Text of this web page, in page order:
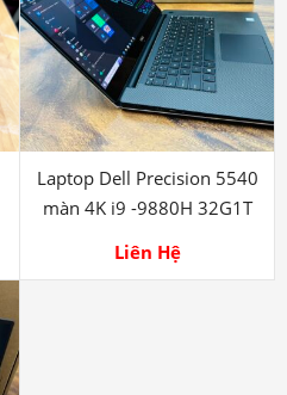
Laptop Dell Precision 5540
màn 4K i9 -9880H 32G1T
Liên Hệ